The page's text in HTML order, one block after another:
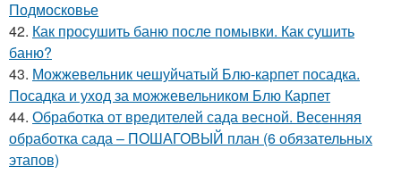
Подмосковье
42. Как просушить баню после помывки. Как сушить
баню?
43. Можжевельник чешуйчатый Блю-карпет посадка.
Посадка и уход за можжевельником Блю Карпет
44. Обработка от вредителей сада весной. Весенняя
обработка сада – ПОШАГОВЫЙ план (6 обязательных
этапов)